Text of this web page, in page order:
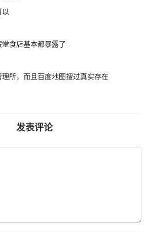
食店基本都暴露了
所，而且百度地图搜过真实存在
发表评论